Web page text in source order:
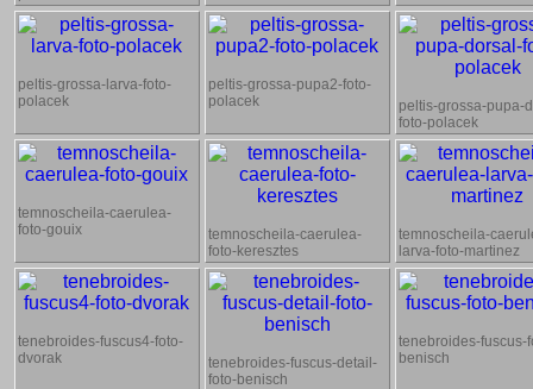
peltis-grossa-larva-foto-
polacek
peltis-grossa-pupa2-foto-
polacek
peltis-grossa-pupa-
foto-polacek
temnoscheila-caerulea-
foto-gouix
temnoscheila-caerulea-
foto-keresztes
temnoscheila-
larva-foto-martinez
tenebroides-fuscus4-foto-
dvorak
tenebroides-fuscus-detail-
foto-benisch
tenebroides-fuscus-
benisch